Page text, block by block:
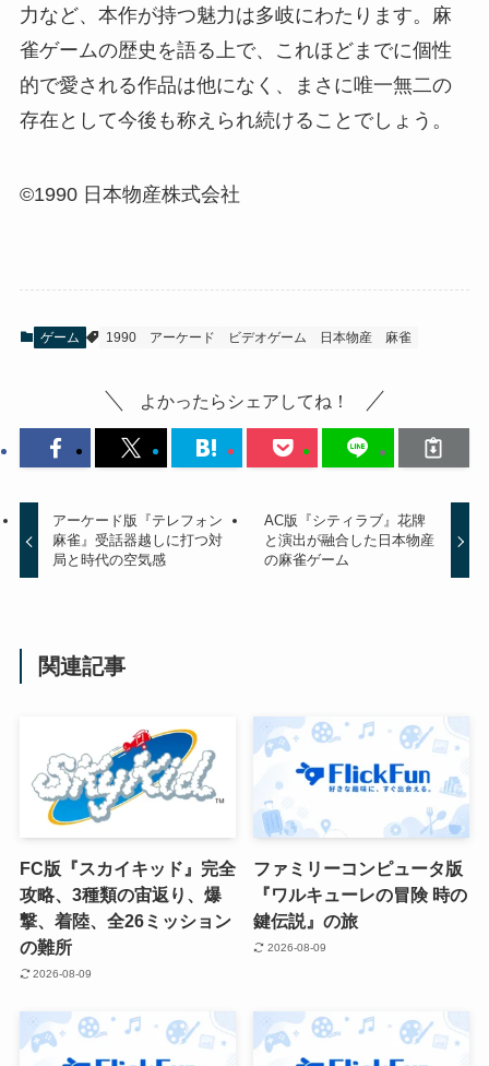
力など、本作が持つ魅力は多岐にわたります。麻
雀ゲームの歴史を語る上で、これほどまでに個性
的で愛される作品は他になく、まさに唯一無二の
存在として今後も称えられ続けることでしょう。
©1990 日本物産株式会社
ゲーム 1990 アーケード ビデオゲーム 日本物産 麻雀
よかったらシェアしてね！
アーケード版『テレフォン
麻雀』受話器越しに打つ対
局と時代の空気感
AC版『シティラブ』花牌
と演出が融合した日本物産
の麻雀ゲーム
関連記事
FC版『スカイキッド』完全
攻略、3種類の宙返り、爆
撃、着陸、全26ミッション
の難所
2026-08-09
ファミリーコンピュータ版
『ワルキューレの冒険 時の
鍵伝説』の旅
2026-08-09